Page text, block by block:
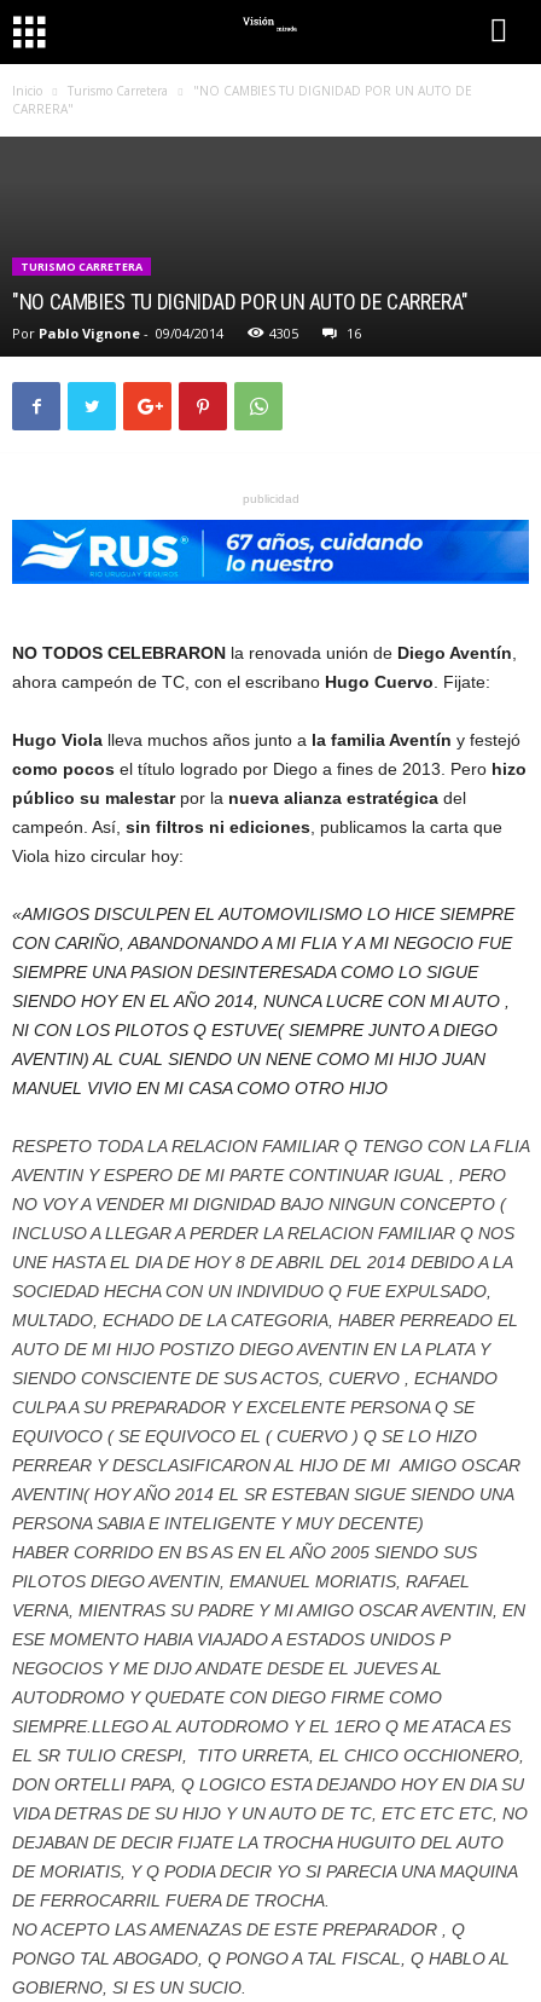
Inicio Turismo Carretera
"NO CAMBIES TU DIGNIDAD POR UN AUTO DE
CARRERA"
TURISMO CARRETERA
"NO CAMBIES TU DIGNIDAD POR UN AUTO DE CARRERA"
Por Pablo Vignone - 09/04/2014 4305 16
publicidad
NO TODOS CELEBRARON la renovada unión de Diego Aventín
ahora campeón de TC, con el escribano Hugo Cuervo . Fijate:
Hugo Viola lleva muchos años junto a la familia Aventín y festejó
como pocos el título logrado por Diego a fines de 2013. Pero hizo
público su malestarpor la nueva alianza estratégica del
campeón. Así, sin filtros ni ediciones , publicamos la carta que
Viola hizo circular hoy:
«AMIGOS DISCULPEN EL AUTOMOVILISMO LO HICE SIEMPRE
CON CARIÑO, ABANDONANDO A MI FLIA Y A MI NEGOCIO FUE
SIEMPRE UNA PASION DESINTERESADA COMO LO SIGUE
SIENDO HOY EN EL AÑO 2014, NUNCA LUCRE CON MI AUTO ,
NI CON LOS PILOTOS Q ESTUVE( SIEMPRE JUNTO A DIEGO
AVENTIN) AL CUAL SIENDO UN NENE COMO MI HIJO JUAN
MANUEL VIVIO EN MI CASA COMO OTRO HIJO
RESPETO TODA LA RELACION FAMILIAR Q TENGO CON LA FLIA
AVENTIN Y ESPERO DE MI PARTE CONTINUAR IGUAL , PERO
NO VOY A VENDER MI DIGNIDAD BAJO NINGUN CONCEPTO (
INCLUSO A LLEGAR A PERDER LA RELACION FAMILIAR Q NOS
UNE HASTA EL DIA DE HOY 8 DE ABRIL DEL 2014 DEBIDO A LA
SOCIEDAD HECHA CON UN INDIVIDUO Q FUE EXPULSADO,
MULTADO, ECHADO DE LA CATEGORIA, HABER PERREADO EL
AUTO DE MI HIJO POSTIZO DIEGO AVENTIN EN LA PLATA Y
SIENDO CONSCIENTE DE SUS ACTOS, CUERVO , ECHANDO
CULPA A SU PREPARADOR Y EXCELENTE PERSONA Q SE
EQUIVOCO ( SE EQUIVOCO EL ( CUERVO ) Q SE LO HIZO
PERREAR Y DESCLASIFICARON AL HIJO DE MI AMIGO OSCAR
AVENTIN( HOY AÑO 2014 EL SR ESTEBAN SIGUE SIENDO UNA
PERSONA SABIA E INTELIGENTE Y MUY DECENTE)
HABER CORRIDO EN BS AS EN EL AÑO 2005 SIENDO SUS
PILOTOS DIEGO AVENTIN, EMANUEL MORIATIS, RAFAEL
VERNA, MIENTRAS SU PADRE Y MI AMIGO OSCAR AVENTIN, EN
ESE MOMENTO HABIA VIAJADO A ESTADOS UNIDOS P
NEGOCIOS Y ME DIJO ANDATE DESDE EL JUEVES AL
AUTODROMO Y QUEDATE CON DIEGO FIRME COMO
SIEMPRE.LLEGO AL AUTODROMO Y EL 1ERO Q ME ATACA ES
EL SR TULIO CRESPI, TITO URRETA, EL CHICO OCCHIONERO,
DON ORTELLI PAPA, Q LOGICO ESTA DEJANDO HOY EN DIA SU
VIDA DETRAS DE SU HIJO Y UN AUTO DE TC, ETC ETC ETC, NO
DEJABAN DE DECIR FIJATE LA TROCHA HUGUITO DEL AUTO
DE MORIATIS, Y Q PODIA DECIR YO SI PARECIA UNA MAQUINA
DE FERROCARRIL FUERA DE TROCHA.
NO ACEPTO LAS AMENAZAS DE ESTE PREPARADOR , Q
PONGO TAL ABOGADO, Q PONGO A TAL FISCAL, Q HABLO AL
GOBIERNO, SI ES UN SUCIO.